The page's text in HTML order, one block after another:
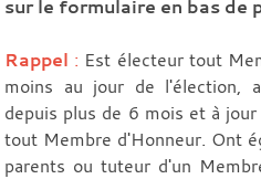
sur le formulaire en bas de
Rappel : Est électeur tout
moins au jour de l'élection,
depuis plus de 6 mois et à
tout Membre d'Honneur. Ont
parents ou tuteur d'un